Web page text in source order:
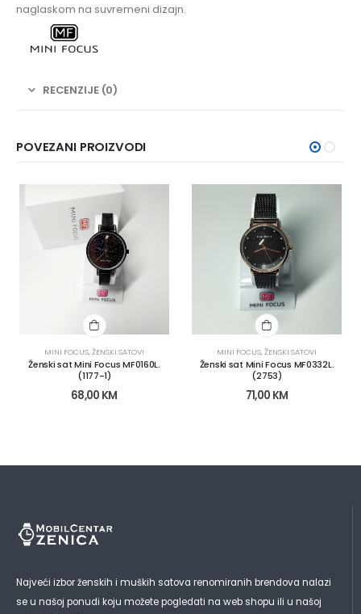
naglaskom na suvremeni dizajn.
RECENZIJE (0)
POVEZANI PROIZVODI
MINI FOCUS,ŽENSKI SATOVI
Ženski sat Mini Focus MF0160L.
(1177-1)
68,00 KM
MINI FOCUS,ŽENSKI SATOVI
Ženski sat Mini Focus MF0332L.
(2753)
71,00 KM
Najveći izbor ženskih i muških satova renomiranih brendova nalazi
se u našoj ponudi koju možete pogledati na web shopu ili u našoj